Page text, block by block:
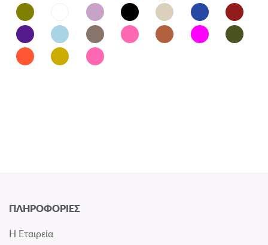
ΠΛΗΡΟΦΟΡΙΕΣ
Η Εταιρεία